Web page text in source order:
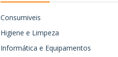
Consumiveis
Higiene e Limpeza
Informática e Equipamentos